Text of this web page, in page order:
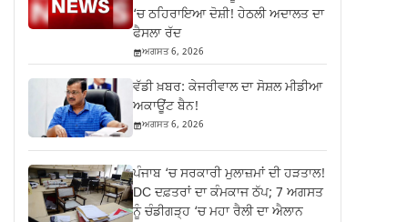
‘ਚ ਠਹਿਰਾਇਆ ਦੋਸ਼ੀ! ਹੇਠਲੀ ਅਦਾਲਤ ਦਾ
ਫੈਸਲਾ ਰੱਦ
ਅਗਸਤ 6, 2026
ਵੱਡੀ ਖ਼ਬਰ: ਕੇਜਰੀਵਾਲ ਦਾ ਸੋਸ਼ਲ ਮੀਡੀਆ
ਅਕਾਊਂਟ ਬੈਨ!
ਅਗਸਤ 6, 2026
ਪੰਜਾਬ ‘ਚ ਸਰਕਾਰੀ ਮੁਲਾਜ਼ਮਾਂ ਦੀ ਹੜਤਾਲ!
DC ਦਫ਼ਤਰਾਂ ਦਾ ਕੰਮਕਾਜ ਠੱਪ; 7 ਅਗਸਤ
ਨੂੰ ਚੰਡੀਗੜ੍ਹ ‘ਚ ਮਹਾ ਰੈਲੀ ਦਾ ਐਲਾਨ